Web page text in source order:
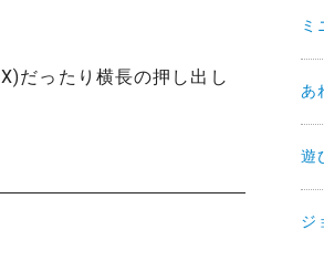
だったり横長の押し出し
ミ
あ
遊
ジ